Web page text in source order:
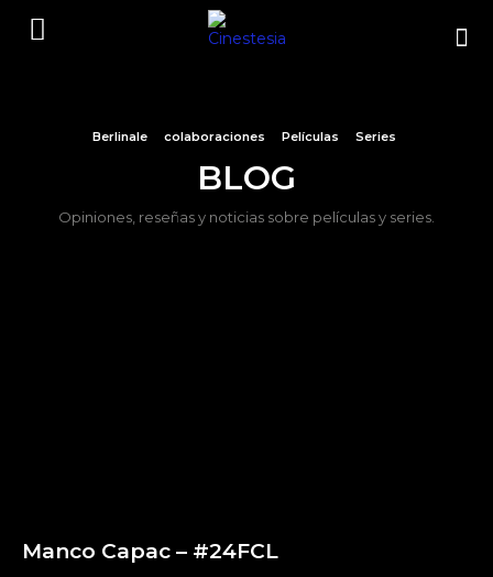
Berlinale colaboraciones Películas Series
BLOG
Opiniones, reseñas y noticias sobre películas y series.
Manco Capac – #24FCL